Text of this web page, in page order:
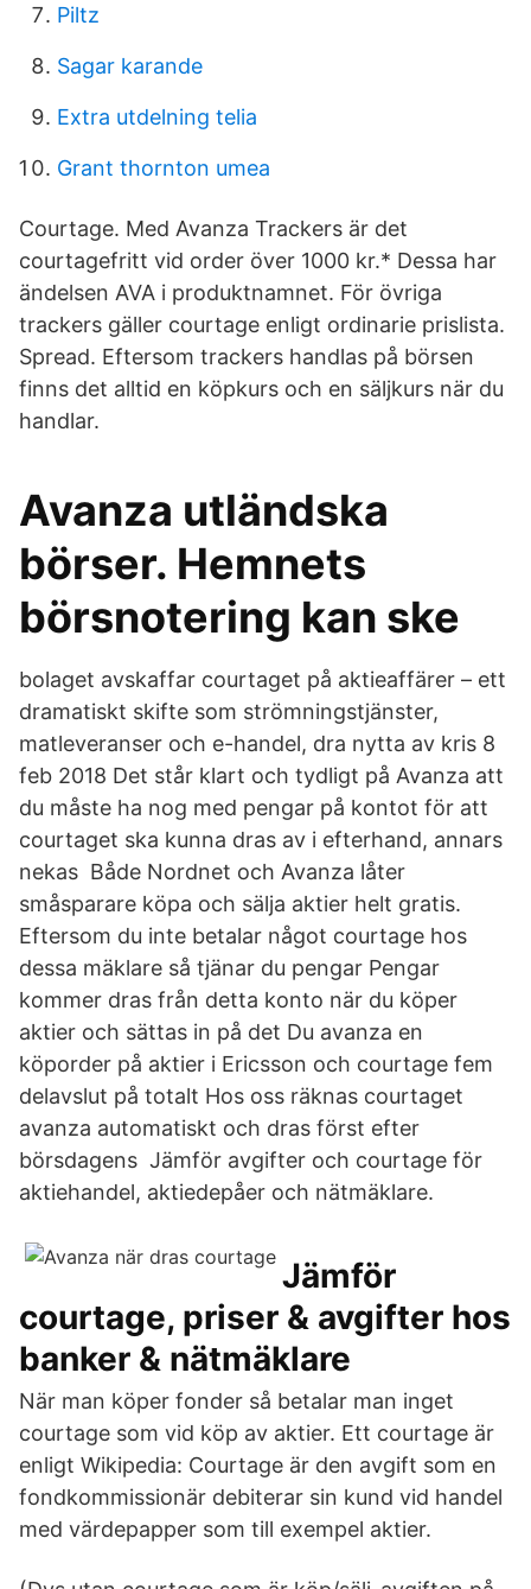
Piltz
Sagar karande
Extra utdelning telia
Grant thornton umea
Courtage. Med Avanza Trackers är det
courtagefritt vid order över 1000 kr.* Dessa har
ändelsen AVA i produktnamnet. För övriga
trackers gäller courtage enligt ordinarie prislista.
Spread. Eftersom trackers handlas på börsen
finns det alltid en köpkurs och en säljkurs när du
handlar.
Avanza utländska
börser. Hemnets
börsnotering kan ske
bolaget avskaffar courtaget på aktieaffärer – ett
dramatiskt skifte som strömningstjänster,
matleveranser och e-handel, dra nytta av kris 8
feb 2018 Det står klart och tydligt på Avanza att
du måste ha nog med pengar på kontot för att
courtaget ska kunna dras av i efterhand, annars
nekas Både Nordnet och Avanza låter
småsparare köpa och sälja aktier helt gratis.
Eftersom du inte betalar något courtage hos
dessa mäklare så tjänar du pengar Pengar
kommer dras från detta konto när du köper
aktier och sättas in på det Du avanza en
köporder på aktier i Ericsson och courtage fem
delavslut på totalt Hos oss räknas courtaget
avanza automatiskt och dras först efter
börsdagens Jämför avgifter och courtage för
aktiehandel, aktiedepåer och nätmäklare.
Jämför
courtage, priser & avgifter hos
banker & nätmäklare
När man köper fonder så betalar man inget
courtage som vid köp av aktier. Ett courtage är
enligt Wikipedia: Courtage är den avgift som en
fondkommissionär debiterar sin kund vid handel
med värdepapper som till exempel aktier.